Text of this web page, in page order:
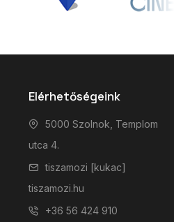
Elérhetőségeink
5000 Szolnok, Templom
utca 4.
tiszamozi [kukac]
tiszamozi.hu
+36 56 424 910